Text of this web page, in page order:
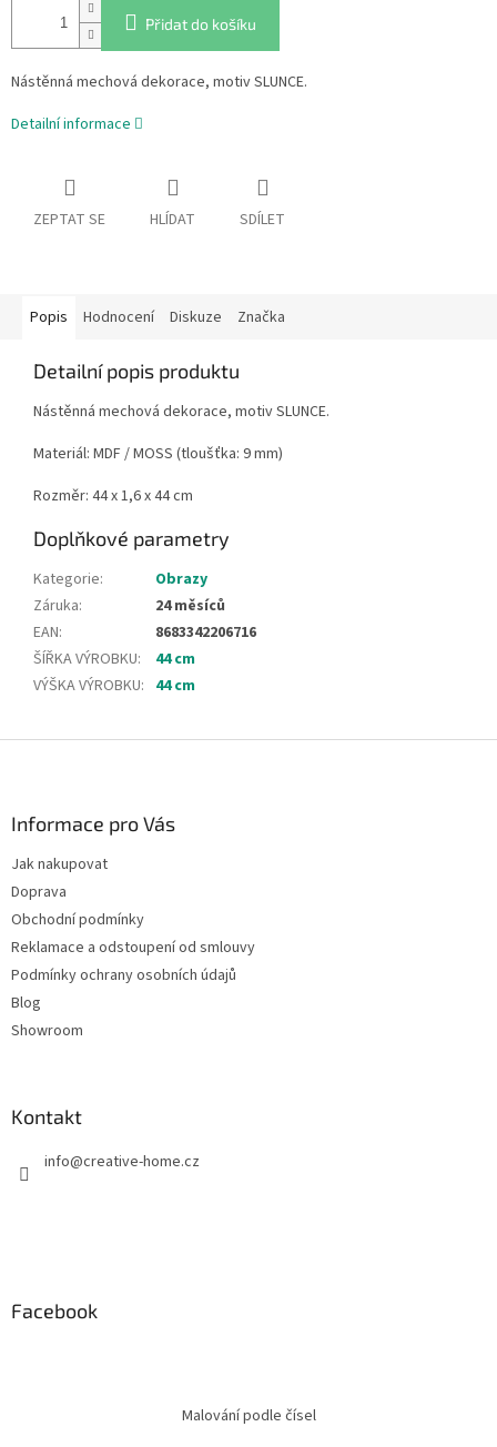
Přidat do košíku
Nástěnná mechová dekorace, motiv SLUNCE.
Detailní informace
ZEPTAT SE HLÍDAT SDÍLET
Popis Hodnocení Diskuze Značka
Detailní popis produktu
Nástěnná mechová dekorace, motiv SLUNCE.
Materiál: MDF / MOSS (tloušťka: 9 mm)
Rozměr: 44 x 1,6 x 44 cm
Doplňkové parametry
Kategorie:
Obrazy
Záruka:
24 měsíců
EAN:
8683342206716
ŠÍŘKA VÝROBKU:
44 cm
VÝŠKA VÝROBKU: 44 cm
Informace pro Vás
Jak nakupovat
Doprava
Obchodní podmínky
Reklamace a odstoupení od smlouvy
Podmínky ochrany osobních údajů
Blog
Showroom
Kontakt
info@creative-home.cz
Facebook
Malování podle čísel